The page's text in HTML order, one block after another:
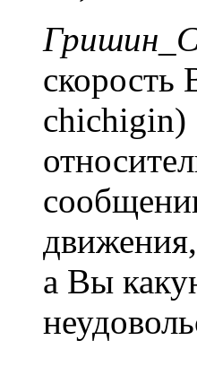
скорость
chichigin)
движения,
а Вы